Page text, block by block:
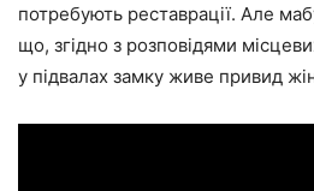
потребують реставрації. Але
що, згідно з розповідями
у підвалах замку живе привид